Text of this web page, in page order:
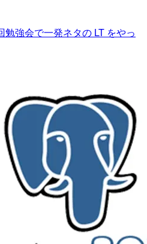
強会で一発ネタの LT をやっ